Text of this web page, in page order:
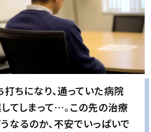
打ちになり、通っていた病院
てしまって…。この先の治療
なるのか、不安でいっぱいで